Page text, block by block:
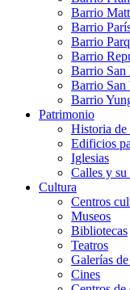
Barrio
Barrio
Barrio
Barrio
Barrio San
Barrio San
Barrio
Patrimonio
Historia de
Edificios
Iglesias
Calles y su
Cultura
Centros
Museos
Bibliotecas
Teatros
Galerí­as
Cines